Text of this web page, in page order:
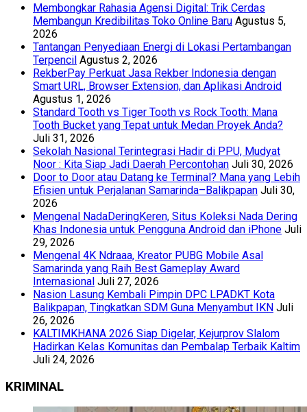
Membongkar Rahasia Agensi Digital: Trik Cerdas
Membangun Kredibilitas Toko Online Baru Agustus 5,
2026
Tantangan Penyediaan Energi di Lokasi Pertambangan
Terpencil Agustus 2, 2026
RekberPay Perkuat Jasa Rekber Indonesia dengan
Smart URL, Browser Extension, dan Aplikasi Android
Agustus 1, 2026
Standard Tooth vs Tiger Tooth vs Rock Tooth: Mana
Tooth Bucket yang Tepat untuk Medan Proyek Anda?
Juli 31, 2026
Sekolah Nasional Terintegrasi Hadir di PPU, Mudyat
Noor : Kita Siap Jadi Daerah Percontohan Juli 30, 2026
Door to Door atau Datang ke Terminal? Mana yang Lebih
Efisien untuk Perjalanan Samarinda–Balikpapan Juli 30,
2026
Mengenal NadaDeringKeren, Situs Koleksi Nada Dering
Khas Indonesia untuk Pengguna Android dan iPhone Juli
29, 2026
Mengenal 4K Ndraaa, Kreator PUBG Mobile Asal
Samarinda yang Raih Best Gameplay Award
Internasional Juli 27, 2026
Nasion Lasung Kembali Pimpin DPC LPADKT Kota
Balikpapan, Tingkatkan SDM Guna Menyambut IKN Juli
26, 2026
KALTIMKHANA 2026 Siap Digelar, Kejurprov Slalom
Hadirkan Kelas Komunitas dan Pembalap Terbaik Kaltim
Juli 24, 2026
KRIMINAL